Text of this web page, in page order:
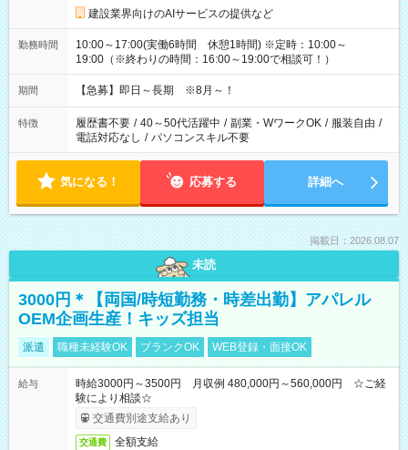
建設業界向けのAIサービスの提供など
勤務時間
10:00～17:00(実働6時間 休憩1時間) ※定時：10:00～
19:00（※終わりの時間：16:00～19:00で相談可！）
期間 【急募】即日～長期 ※8月～！
特徴 履歴書不要 / 40～50代活躍中 / 副業・WワークOK / 服装自由 /
電話対応なし / パソコンスキル不要
気になる！ 応募する 詳細へ
掲載日：2026.08.07
未読
3000円＊【両国/時短勤務・時差出勤】アパレル
OEM企画生産！キッズ担当
派遣 職種未経験OK ブランクOK WEB登録・面接OK
給与
時給3000円～3500円 月収例 480,000円～560,000円 ☆ご経
験により相談☆
交通費別途支給あり
交通費 全額支給